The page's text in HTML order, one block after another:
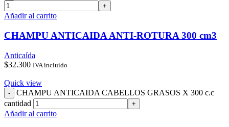
Añadir al carrito
CHAMPU ANTICAIDA ANTI-ROTURA 300 cm3
Anticaída
$32.300 IVA incluido
Quick view
CHAMPU ANTICAIDA CABELLOS GRASOS X 300 c.c
cantidad
Añadir al carrito